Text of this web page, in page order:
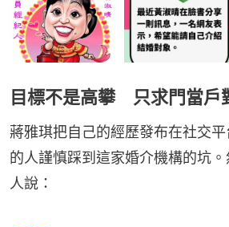
目標不是高攀 只求門當戶
蔣雅琪把自己的經歷發布在社交
的人謹慎踩到這家婚介機構的坑
人說：